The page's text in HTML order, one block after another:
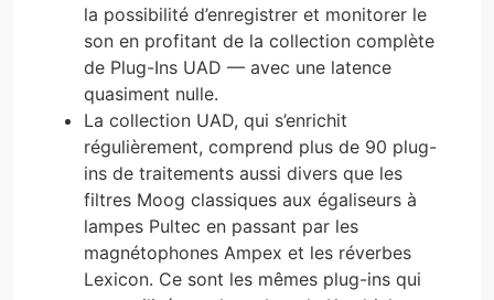
la possibilité d’enregistrer et monitorer le
son en profitant de la collection complète
de Plug-Ins UAD — avec une latence
quasiment nulle.
La collection UAD, qui s’enrichit
régulièrement, comprend plus de 90 plug-
ins de traitements aussi divers que les
filtres Moog classiques aux égaliseurs à
lampes Pultec en passant par les
magnétophones Ampex et les réverbes
Lexicon. Ce sont les mêmes plug-ins qui